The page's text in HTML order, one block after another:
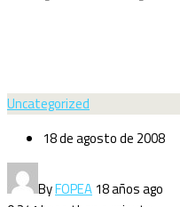
Uncategorized
18 de agosto de 2008
ByFOPEA 18 años ago